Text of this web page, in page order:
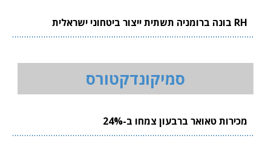
RH בונה ברומניה תשתית ייצור ביטחוני ישראלית
סמיקונדקטורס
מכירות טאואר ברבעון צמחו ב-24%